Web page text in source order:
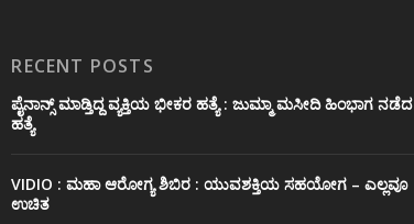
RECENT POSTS
ಪೈನಾನ್ಸ್ ಮಾಡ್ತಿದ್ದ ವ್ಯಕ್ತಿಯ ಭೀಕರ‌ ಹತ್ಯೆ : ಜುಮ್ಮಾ ಮಸೀದಿ ಹಿಂಭಾಗ ನಡೆದ
ಹತ್ಯೆ
VIDIO : ಮಹಾ ಆರೋಗ್ಯ ಶಿಬಿರ : ಯುವಶಕ್ತಿಯ ಸಹಯೋಗ – ಎಲ್ಲವೂ
ಉಚಿತ